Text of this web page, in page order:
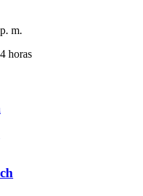
m.
horas